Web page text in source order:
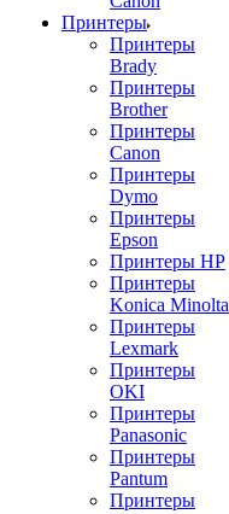
Принтеры
Принтеры
Brady
Принтеры
Brother
Принтеры
Canon
Принтеры
Dymo
Принтеры
Epson
Принтеры HP
Принтеры
Konica Minolta
Принтеры
Lexmark
Принтеры
OKI
Принтеры
Panasonic
Принтеры
Pantum
Принтеры